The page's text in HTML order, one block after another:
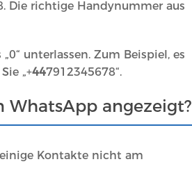
Die richtige Handynummer aus
unterlassen. Zum Beispiel, es
„+447912345678“.
angezeigt?
Kontakte nicht am